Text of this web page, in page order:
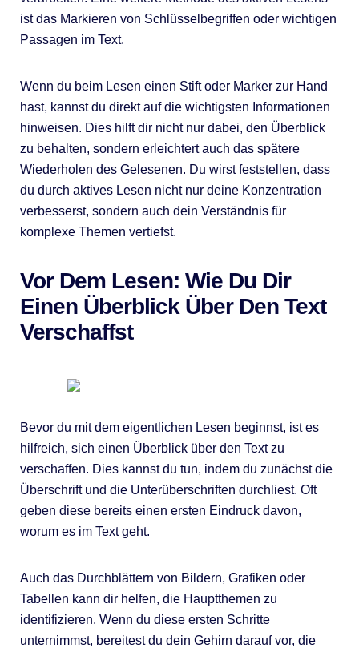
ist das Markieren von Schlüsselbegriffen oder wichtigen
Passagen im Text.
Wenn du beim Lesen einen Stift oder Marker zur Hand
hast, kannst du direkt auf die wichtigsten Informationen
hinweisen. Dies hilft dir nicht nur dabei, den Überblick
zu behalten, sondern erleichtert auch das spätere
Wiederholen des Gelesenen. Du wirst feststellen, dass
du durch aktives Lesen nicht nur deine Konzentration
verbesserst, sondern auch dein Verständnis für
komplexe Themen vertiefst.
Vor Dem Lesen: Wie Du Dir
Einen Überblick Über Den Text
Verschaffst
Bevor du mit dem eigentlichen Lesen beginnst, ist es
hilfreich, sich einen Überblick über den Text zu
verschaffen. Dies kannst du tun, indem du zunächst die
Überschrift und die Unterüberschriften durchliest. Oft
geben diese bereits einen ersten Eindruck davon,
worum es im Text geht.
Auch das Durchblättern von Bildern, Grafiken oder
Tabellen kann dir helfen, die Hauptthemen zu
identifizieren. Wenn du diese ersten Schritte
unternimmst, bereitest du dein Gehirn darauf vor, die